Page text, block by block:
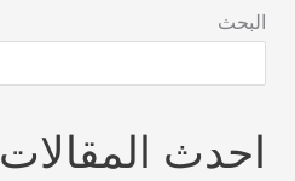
البحث
احدث المقالات